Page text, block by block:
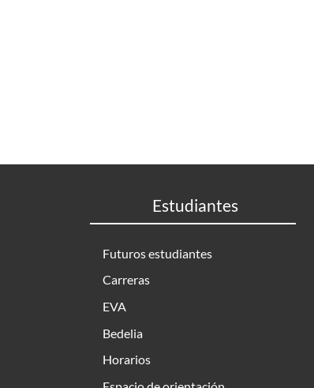
Estudiantes
Futuros estudiantes
Carreras
EVA
Bedelia
Horarios